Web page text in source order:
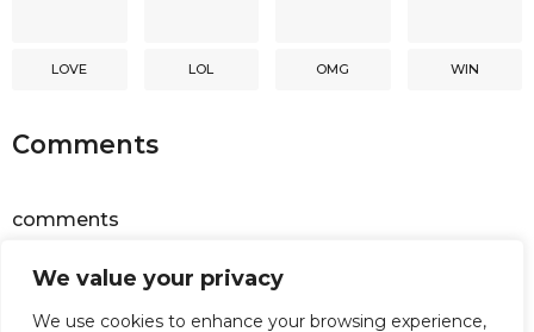
We value your privacy
We use cookies to enhance your browsing experience,
LOVE LOL OMG WIN
Comments
comments
Facebook Comments